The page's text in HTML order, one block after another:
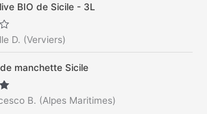
BIO de Sicile - 3L
D. (Verviers)
manchette Sicile
B. (Alpes Maritimes)